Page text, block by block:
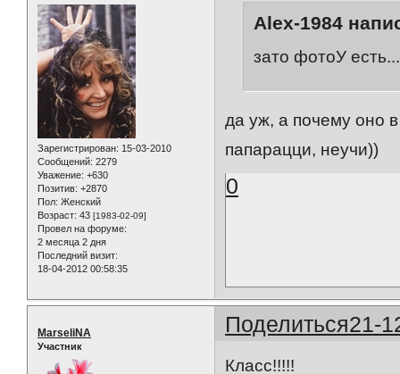
Зарегистрирован: 15-03-2010
Сообщений: 2279
Уважение: +630
Позитив: +2870
Пол: Женский
Возраст: 43 [1983-02-09]
Провел на форуме:
2 месяца 2 дня
Последний визит:
18-04-2012 00:58:35
Alex-1984
зато фотоУ
да уж, а почему оно
папарацци, неучи))
0
Поделиться21-
MarseliNA
Участник
Класс!!!!!